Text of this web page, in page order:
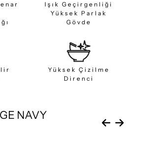
Işık Geçirgenliği
Yüksek Parlak
Gövde
Yüksek Çizilme
Direnci
NAVY